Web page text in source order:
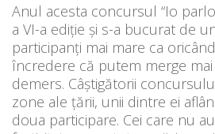
Anul acesta concursul “Io
a VI-a ediţie şi s-a bucurat de
participanţi mai mare ca
încredere că putem merge
demers. Câştigătorii
zone ale ţării, unii dintre ei
doua participare. Cei care nu